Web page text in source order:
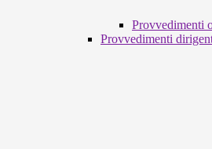
Provvedimenti
Provvedimenti